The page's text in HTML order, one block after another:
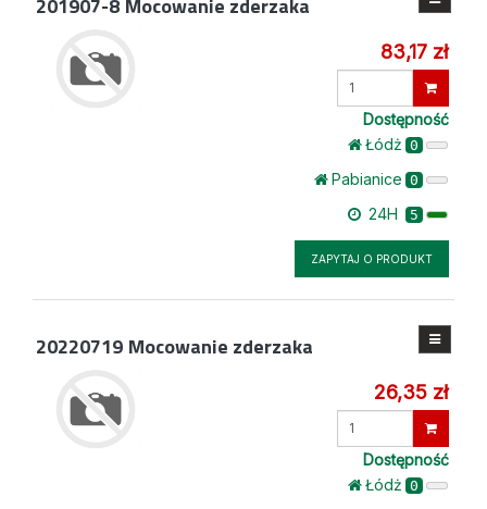
83,17 zł
Wprowadź
Dostępność
Łódż 0
Pabianice 0
24H 5
ZAPYTAJ O PRODUKT
20220719 Mocowanie zderzaka
26,35 zł
Wprowadź
Dostępność
Łódż 0